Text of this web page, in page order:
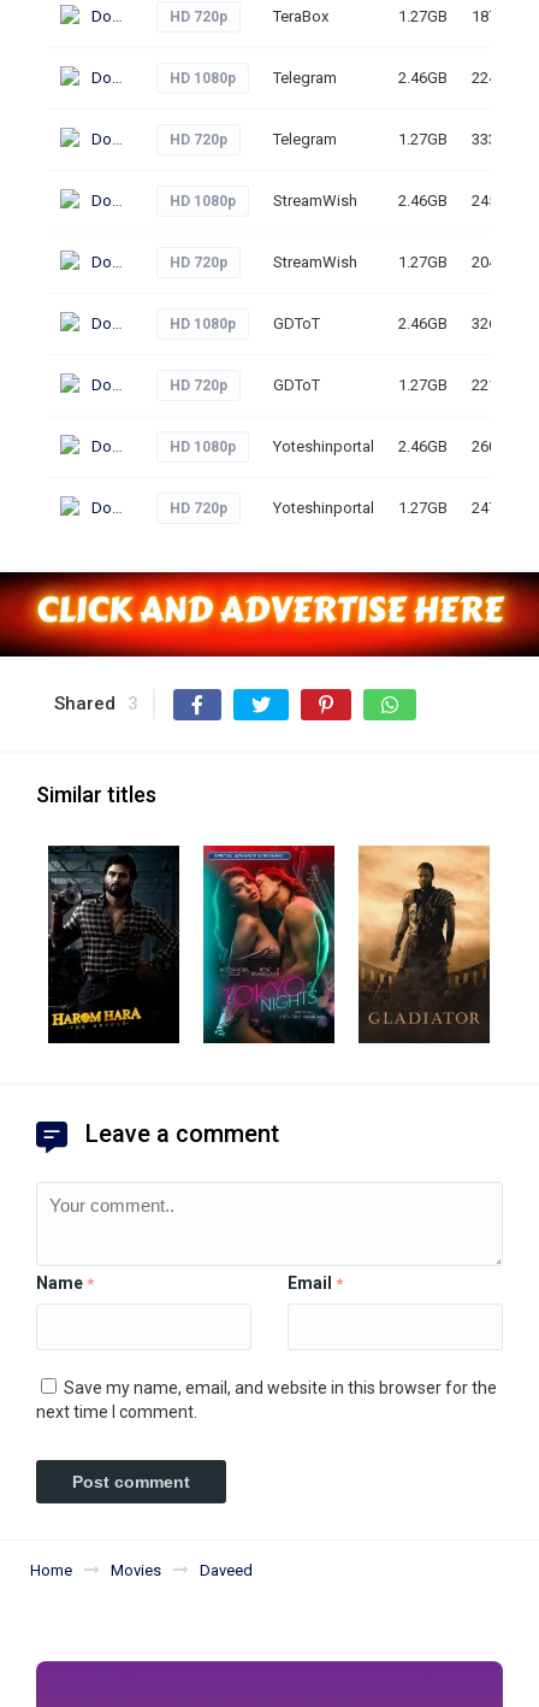
Download HD 720p TeraBox 1.27GB 187
Download HD 1080p Telegram 2.46GB 224
Download HD 720p Telegram 1.27GB 333
Download HD 1080p StreamWish 2.46GB 245
Download HD 720p StreamWish 1.27GB 204
Download HD 1080p GDToT 2.46GB 326
Download HD 720p GDToT 1.27GB 221
Download HD 1080p Yoteshinportal 2.46GB 260
Download HD 720p Yoteshinportal 1.27GB 247
Shared 3
Similar titles
Leave a comment
Name * Email *
Save my name, email, and website in this browser for the
next time I comment.
Home Movies Daveed